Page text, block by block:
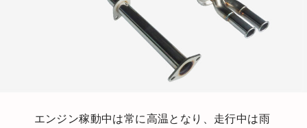
エンジン稼動中は常に高温となり、走行中は雨